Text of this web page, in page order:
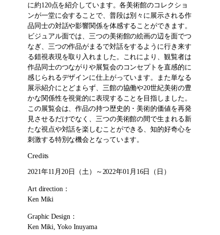
に約120点を紹介しています。各美術館のコレクショ
ンが一堂に会することで、普段は別々に展示される作
品同士の対話や影響関係を体感することができます。
ビジュアル面では、三つの美術館の絵画の辺を面でつ
なぎ、三つの作品がまるで対話をするように行き来す
る錯視表現を取り入れました。これにより、観覧者は
作品同士のつながりや展覧会のコンセプトを直感的に
感じられるデザインに仕上がっています。また単なる
展示紹介にとどまらず、三館の協働や20世紀美術の豊
かな関係性を視覚的に表現することを目指しました。
この展覧会は、作品の持つ歴史的・美術的価値を再発
見させるだけでなく、三つの美術館の間で生まれる新
たな視点や対話を楽しむことができる、知的好奇心を
刺激する特別な機会となっています。
Credits
2021年11月20日（土）～2022年01月16日（日）
Art direction：
Ken Miki
Graphic Design：
Ken Miki, Yoko Inuyama